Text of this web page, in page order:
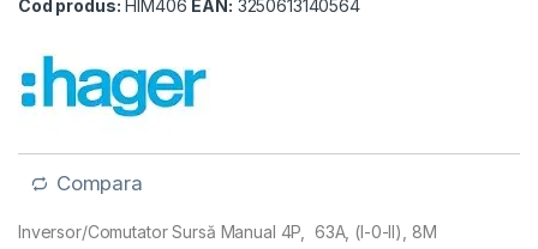
Cod produs: HIM406 EAN: 3250613140564
Compara
Inversor/Comutator Sursă Manual 4P, 63A, (I-0-II), 8M